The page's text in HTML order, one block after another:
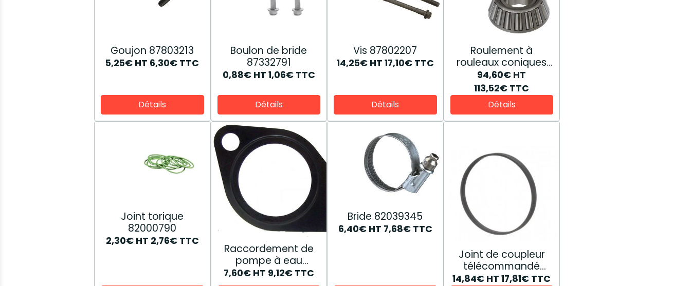
Goujon 87803213
5,25€ HT 6,30€ TTC
Détails
Boulon de bride
87332791
0,88€ HT 1,06€ TTC
Détails
Vis 87802207
14,25€ HT 17,10€ TTC
Détails
Roulement à
rouleaux coniques
84368730
94,60€ HT
113,52€ TTC
Détails
Joint torique
82000790
2,30€ HT 2,76€ TTC
Raccordement de
pompe à eau
87800983
7,60€ HT 9,12€ TTC
Bride 82039345
6,40€ HT 7,68€ TTC
Joint de coupleur
télécommandé
E0NNR996CA
14,84€ HT 17,81€ TTC